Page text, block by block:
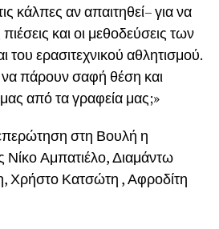
κάλπες αν απαιτηθεί– για να
και οι μεθοδεύσεις των
του ερασιτεχνικού αθλητισμού.
να πάρουν σαφή θέση και
από τα γραφεία μας;»
στη Βουλή η
Νίκο Αμπατιέλο, Διαμάντω
Χρήστο Κατσώτη , Αφροδίτη